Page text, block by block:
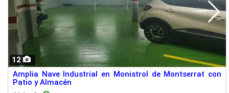
12
Amplia Nave Industrial en Monistrol de Montserrat con
Patio y Almacén